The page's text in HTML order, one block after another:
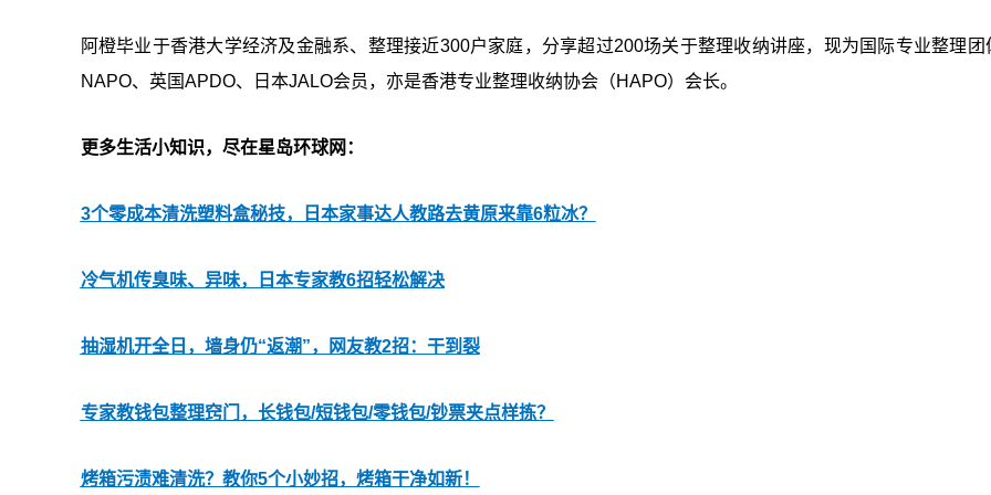
阿橙毕业于香港大学经济及金融系、整理接近300户家庭，分享超过200场关于整理收纳讲座，现为国际专业整理团
NAPO、英国APDO、日本JALO会员，亦是香港专业整理收纳协会（HAPO）会长。
更多生活小知识，尽在星岛环球网：
3个零成本清洗塑料盒秘技，日本家事达人教路去黄原来靠6粒冰？
冷气机传臭味、异味，日本专家教6招轻松解决
抽湿机开全日，墙身仍“返潮”，网友教2招：干到裂
专家教钱包整理窍门，长钱包/短钱包/零钱包/钞票夹点样拣？
烤箱污渍难清洗？教你5个小妙招，烤箱干净如新！